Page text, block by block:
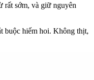
rất sớm, và giữ nguyên
buộc hiếm hoi. Không thịt,